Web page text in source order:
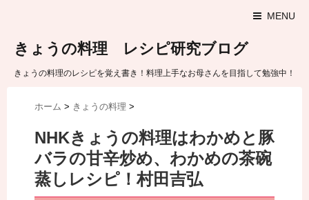
MENU
きょうの料理 レシピ研究ブログ
きょうの料理のレシピを覚え書き！料理上手なお母さんを目指して勉強中！
ホーム > きょうの料理 >
NHKきょうの料理はわかめと豚
バラの甘辛炒め、わかめの茶碗
蒸しレシピ！村田吉弘